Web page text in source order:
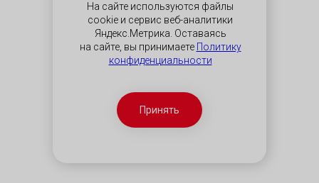
Принять
На сайте используются файлы
cookie и сервис веб-аналитики
Яндекс.Метрика. Оставаясь
на сайте, вы принимаете Политику
конфиденциальности